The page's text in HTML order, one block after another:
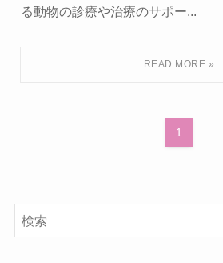
る動物の診療や治療のサポー...
1